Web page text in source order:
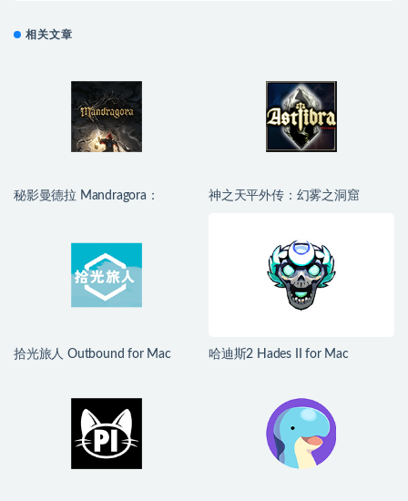
相关文章
秘影曼德拉 Mandragora：
神之天平外传：幻雾之洞窟
拾光旅人 Outbound for Mac
哈迪斯2 Hades II for Mac